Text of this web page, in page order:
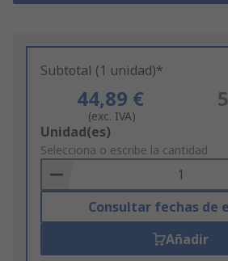
Subtotal (1 unidad)*
44,89 €
(exc. IVA)
Add
to
Basket
Unidad(es)
Selecciona o escribe la cantidad
Consultar fechas de
Añadir